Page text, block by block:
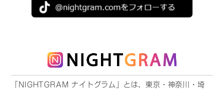
「NIGHTGRAM ナイトグラム」とは、東京・神奈川・埼